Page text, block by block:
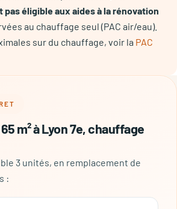
pas éligible aux aides à la rénovation
au chauffage seul (PAC air/eau).
sur du chauffage, voir la PAC
m² à Lyon 7e, chauffage
3 unités, en remplacement de
: